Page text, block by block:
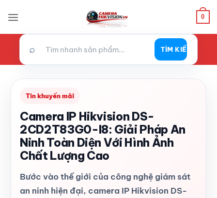
qua
0
⌕ TÌM KIẾM
Tin khuyến mãi
Camera IP Hikvision DS-
2CD2T83G0-I8: Giải Pháp An
Ninh Toàn Diện Với Hình Ảnh
Chất Lượng Cao
Bước vào thế giới của công nghệ giám sát
an ninh hiện đại, camera IP Hikvision DS-